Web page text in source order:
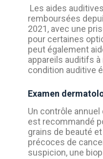
Les aides
remboursées
2021, avec une
pour certaines
peut également
appareils auditifs
condition auditive
Examen
Un contrôle
est recommandé
grains de beauté
précoces de
suspicion, une